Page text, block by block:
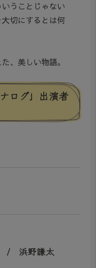
うことじゃない
切にするとは何
、美しい物語。
ログ」出演者
/ 浜野謙太